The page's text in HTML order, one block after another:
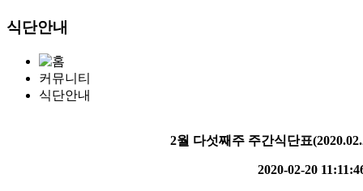
식단안내
커뮤니티
식단안내
2월 다섯째주 주간식단표
2020-02-20